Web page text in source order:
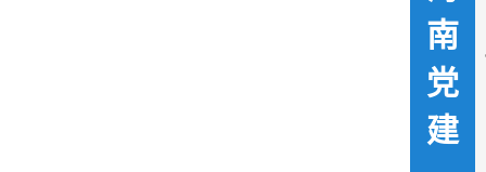
南
党
建
海南州司法局党组推行“五化”工作法 推进全面从严治党责任落实落细